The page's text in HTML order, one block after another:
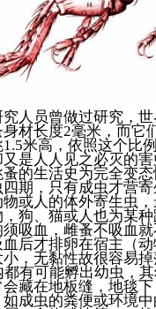
员曾做过研究，世
材长度2毫米，而它
米高，依照这个比
是人人见之必灭的
的生活史为完全变
期，只有成虫才营
或人的体外寄生虫
狗、猫或人也为某
吸血，雌蚤不吸血
后才排卵在宿主（
，无黏性故很容易
都有可能孵出幼虫，
藏在地板缝，地毯
成虫的粪便或环境